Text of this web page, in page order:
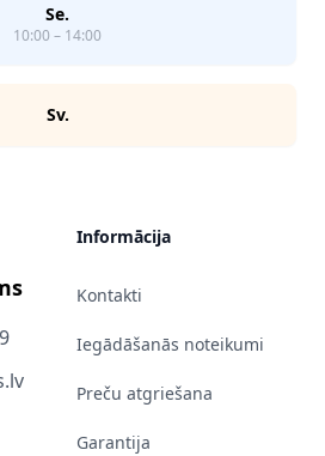
Se.
10:00 – 14:00
Sv.
Informācija
Kontakti
Iegādāšanās noteikumi
Preču atgriešana
Garantija